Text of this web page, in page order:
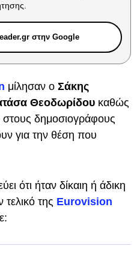
στην Google
μίλησαν ο Σάκης
Θεοδωρίδου καθώς
στους δημοσιογράφους
για την θέση που
ότι ήταν δίκαιη ή άδικη
τελικό της Eurovision